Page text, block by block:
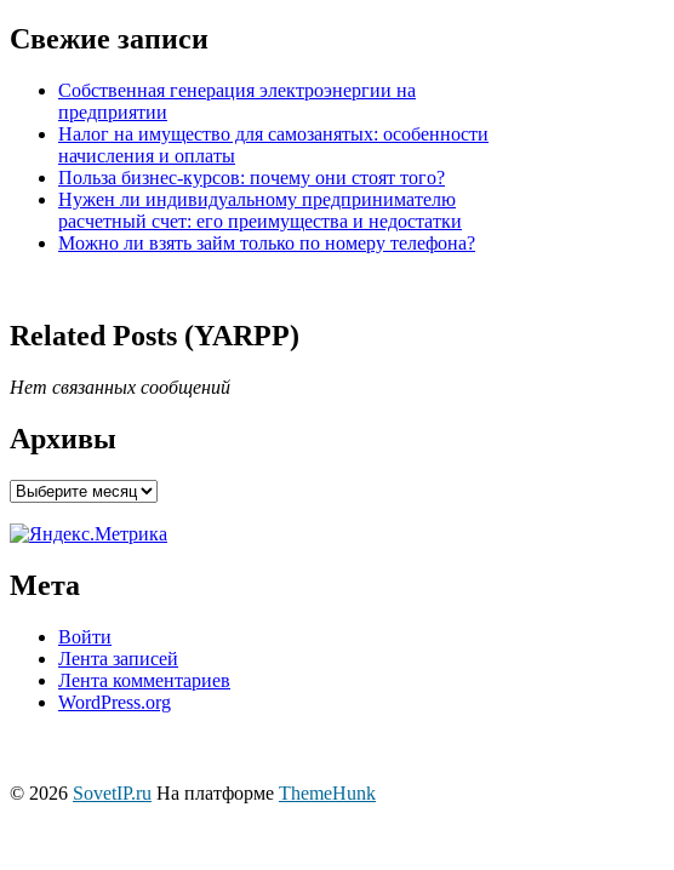
Свежие записи
Собственная генерация электроэнергии на
предприятии
Налог на имущество для самозанятых: особенности
начисления и оплаты
Польза бизнес-курсов: почему они стоят того?
Нужен ли индивидуальному предпринимателю
расчетный счет: его преимущества и недостатки
Можно ли взять займ только по номеру телефона?
Related Posts (YARPP)
Нет связанных сообщений
Архивы
Архивы
Мета
Войти
Лента записей
Лента комментариев
WordPress.org
© 2026 SovetIP.ru На платформе ThemeHunk